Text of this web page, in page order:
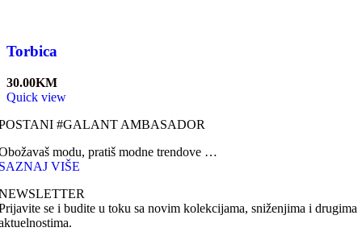
Torbica
30.00KM
Quick view
#GALANT AMBASADOR
modu, pratiš modne trendove …
VIŠE
se i budite u toku sa novim kolekcijama, sniženjima i drugima